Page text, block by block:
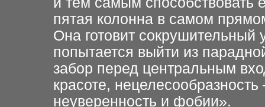
пятая колонна в самом
Она готовит сокрушительный
попытается выйти из
забор перед центральным
красоте,
неуверенность и фобии».